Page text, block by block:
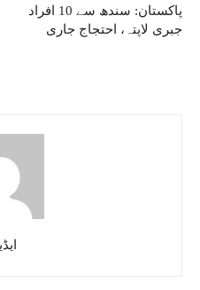
پاکستان: سندھ سے 10 افراد
جبری لاپتہ، احتجاج جاری